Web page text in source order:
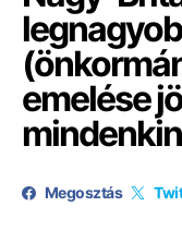
emelése
Megosztás